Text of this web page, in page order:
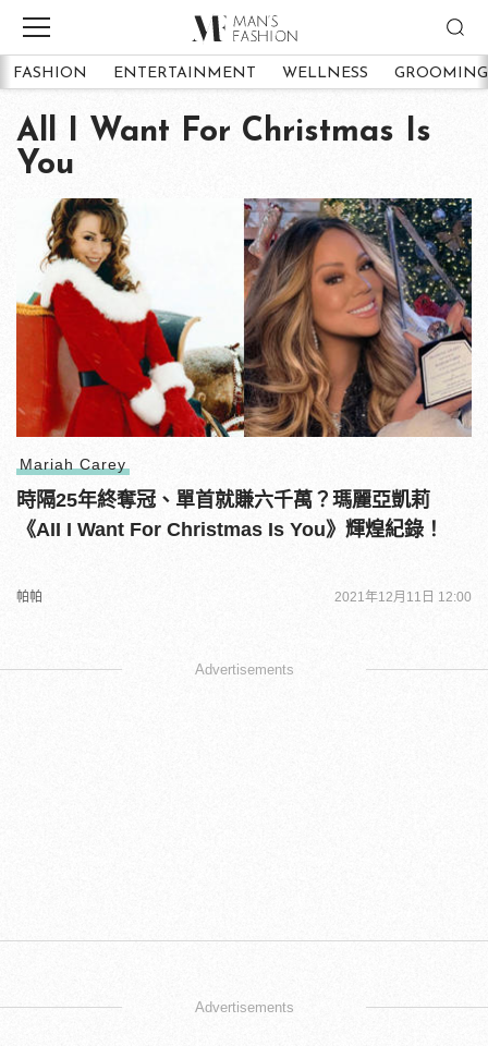
FASHION ENTERTAINMENT WELLNESS GROOMING
All I Want For Christmas Is
You
Mariah Carey
時隔25年終奪冠、單首就賺六千萬？瑪麗亞凱莉
《AII I Want For Christmas Is You》輝煌紀錄！
帕帕 2021年12月11日 12:00
Advertisements
Advertisements